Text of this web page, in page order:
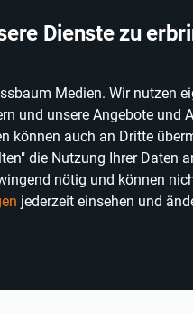
Dienste zu
Medien. Wir nutzen
und unsere Angebote und
können auch an Dritte
die Nutzung Ihrer Daten
nötig und können
jederzeit einsehen und
ALKOHOLFREIE WEINE